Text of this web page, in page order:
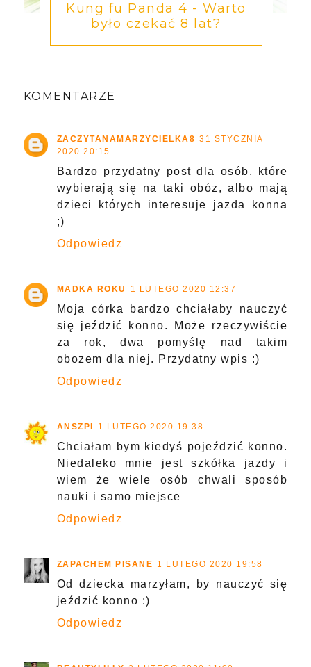
Kung fu Panda 4 - Warto
było czekać 8 lat?
KOMENTARZE
ZACZYTANAMARZYCIELKA8 31 STYCZNIA
2020 20:15
Bardzo przydatny post dla osób, które
wybierają się na taki obóz, albo mają
dzieci których interesuje jazda konna
;)
Odpowiedz
MADKA ROKU 1 LUTEGO 2020 12:37
Moja córka bardzo chciałaby nauczyć
się jeździć konno. Może rzeczywiście
za rok, dwa pomyślę nad takim
obozem dla niej. Przydatny wpis :)
Odpowiedz
ANSZPI 1 LUTEGO 2020 19:38
Chciałam bym kiedyś pojeździć konno.
Niedaleko mnie jest szkółka jazdy i
wiem że wiele osób chwali sposób
nauki i samo miejsce
Odpowiedz
ZAPACHEM PISANE 1 LUTEGO 2020 19:58
Od dziecka marzyłam, by nauczyć się
jeździć konno :)
Odpowiedz